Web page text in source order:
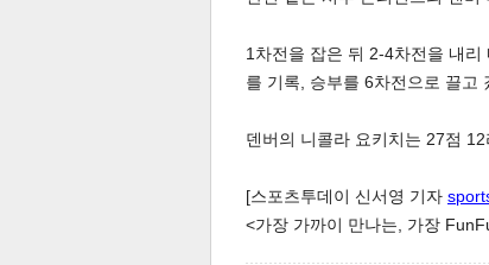
1차전을 잡은 뒤 2-4차전을 내
를 기록, 승부를 6차전으로 끌고
덴버의 니콜라 요키치는 27점
[스포츠투데이 신서영 기자
<가장 가까이 만나는, 가장